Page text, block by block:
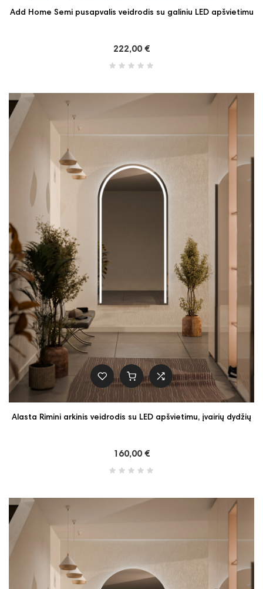
Add Home Semi pusapvalis veidrodis su galiniu LED apšvietimu
222,00 €
Alasta Rimini arkinis veidrodis su LED apšvietimu, įvairių dydžių
160,00 €